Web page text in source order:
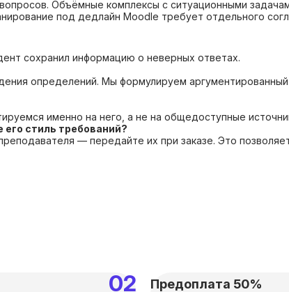
Объёмные комплексы с ситуационными
под дедлайн Moodle требует отдельного
сохранил информацию о неверных ответах.
определений. Мы формулируем
именно на него, а не на общедоступные
стиль требований?
— передайте их при заказе. Это
Предоплата 50%